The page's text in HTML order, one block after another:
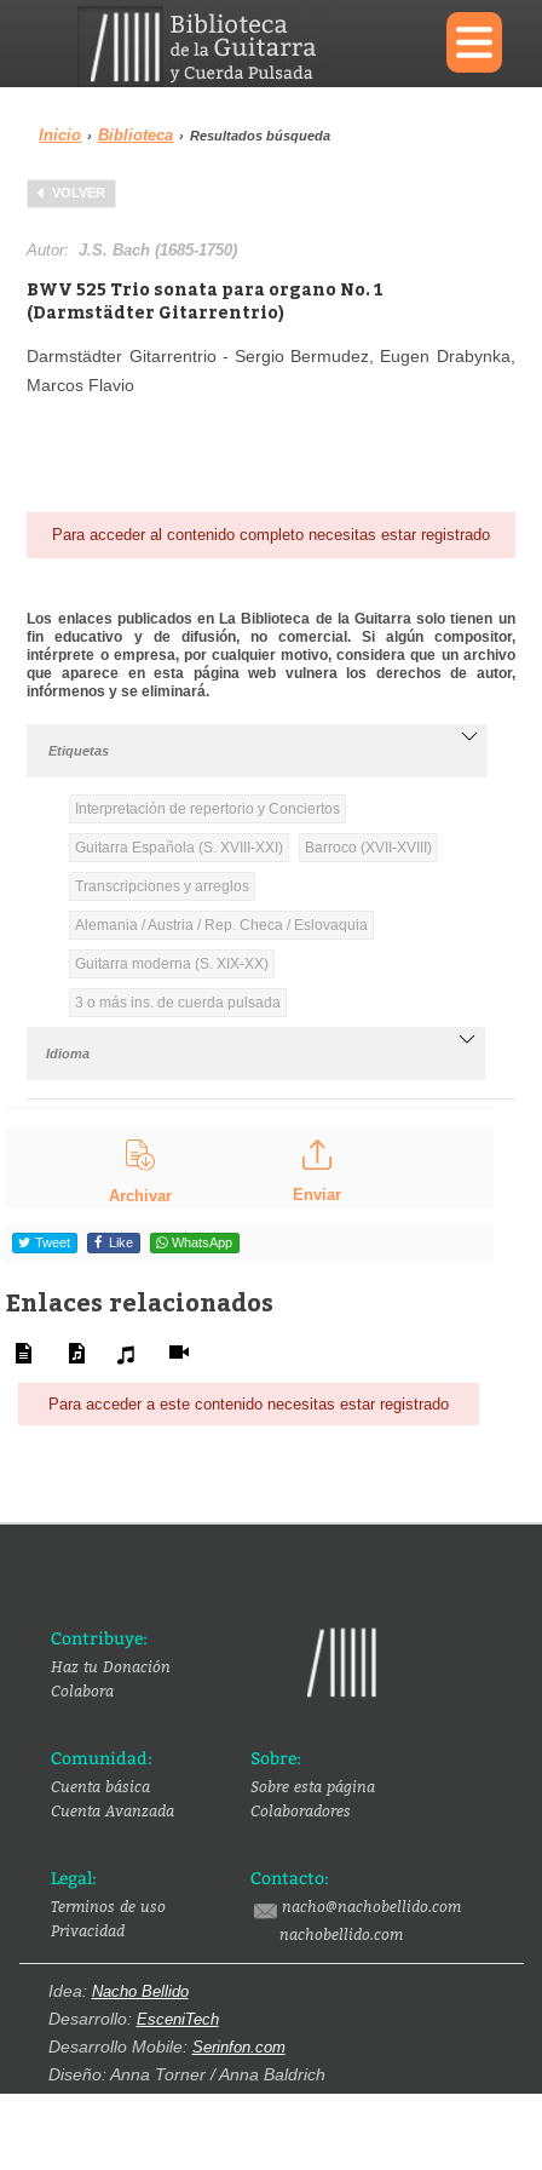
×
Menu
Biblioteca
Reproductor
Inicio › Biblioteca › Resultados búsqueda
VOLVER
Autor:J.S. Bach (1685-1750)
BWV 525 Trio sonata para organo No. 1
(Darmstädter Gitarrentrio)
Darmstädter Gitarrentrio - Sergio Bermudez, Eugen Drabynka,
Marcos Flavio
Para acceder al contenido completo necesitas estar registrado
Los enlaces publicados en La Biblioteca de la Guitarra solo tienen un
fin educativo y de difusión, no comercial. Si algún compositor,
intérprete o empresa, por cualquier motivo, considera que un archivo
que aparece en esta página web vulnera los derechos de autor,
infórmenos y se eliminará.
Etiquetas
Interpretación de repertorio y Conciertos
Guitarra Española (S. XVIII-XXI) Barroco (XVII-XVIII)
Transcripciones y arreglos
Alemania / Austria / Rep. Checa / Eslovaquia
Guitarra moderna (S. XIX-XX)
3 o más ins. de cuerda pulsada
Idioma
Archivar Enviar
Tweet Like WhatsApp
Enlaces relacionados
Para acceder a este contenido necesitas estar registrado
Contribuye:
Haz tu Donación
Colabora
Comunidad:
Cuenta básica
Cuenta Avanzada
Sobre:
Sobre esta página
Colaboradores
Legal:
Terminos de uso
Privacidad
Contacto:
nacho@nachobellido.com
nachobellido.com
Idea: Nacho Bellido
Desarrollo: EsceniTech
Desarrollo Mobile: Serinfon.com
Diseño: Anna Torner / Anna Baldrich